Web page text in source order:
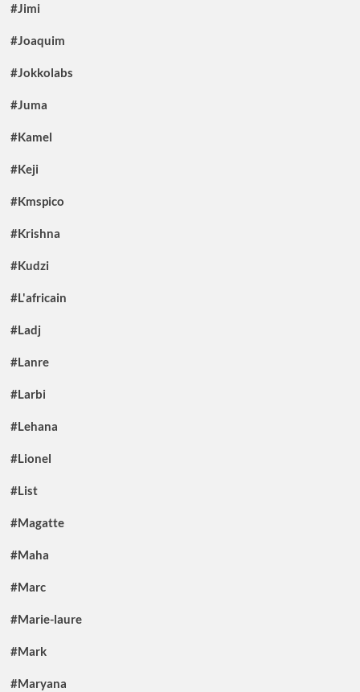
#Jimi
#Joaquim
#Jokkolabs
#Juma
#Kamel
#Keji
#Kmspico
#Krishna
#Kudzi
#L'africain
#Ladj
#Lanre
#Larbi
#Lehana
#Lionel
#List
#Magatte
#Maha
#Marc
#Marie-laure
#Mark
#Maryana